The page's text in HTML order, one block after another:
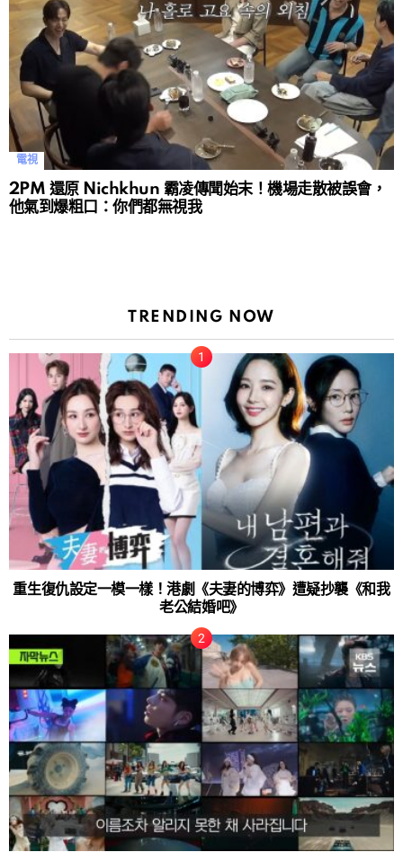
電視
2PM 還原 Nichkhun 霸凌傳聞始末！機場走散被誤會，
他氣到爆粗口：你們都無視我
TRENDING NOW
重生復仇設定一模一樣！港劇《夫妻的博弈》遭疑抄襲《和我
老公結婚吧》